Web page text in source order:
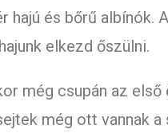
hajú és bőrű albínók.
elkezd őszülni.
még csupán az első
még ott vannak a